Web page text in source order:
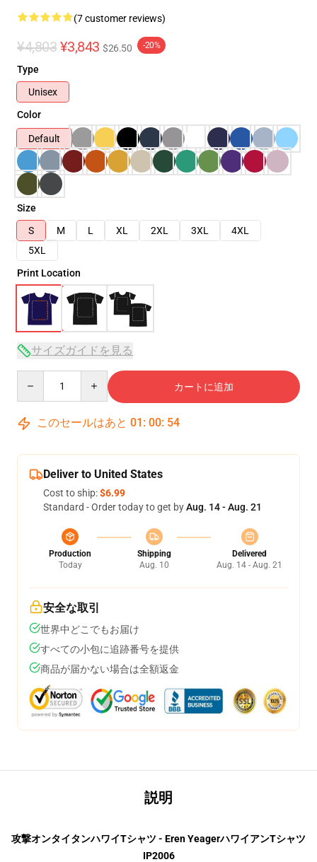
(7 customer reviews)
¥4,803 ¥3,843 $26.50 -20%
Type
Unisex
Color
Default
Size
S
M L XL 2XL 3XL
4XL
5XL
Print Location
サイズガイドを見る
カートに追加
このセールはあと 01 : 00: 53
Deliver to United States
Cost to ship:$6.99
Standard - Order today to get byAug. 14 - Aug. 21
Production
Today
Shipping
Aug. 10
Delivered
Aug. 14 - Aug. 21
安全な取引
世界中どこでもお届け
すべての小包に追跡番号を提供
商品が届かない場合は全額返金
説明
攻撃オンタイタンハワイTシャツ - Eren YeagerハワイアンTシャツ
IP2006